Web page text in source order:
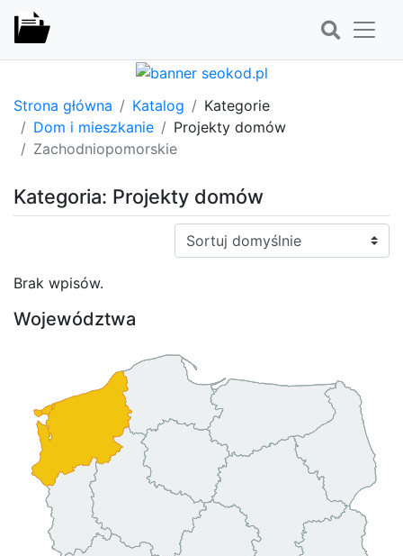
Strona główna Katalog
Kategorie
Dom i mieszkanie
Projekty domów
Zachodniopomorskie
Kategoria: Projekty domów
Sortuj:
Brak wpisów.
Województwa